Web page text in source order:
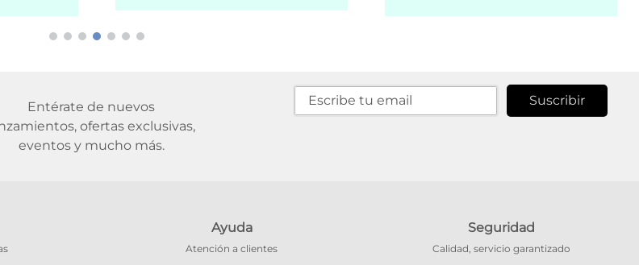
Entérate de nuevos
ofertas exclusivas,
eventos y mucho más.
Suscribir
Ayuda
Atención a clientes
Seguridad
Calidad, servicio garantizado